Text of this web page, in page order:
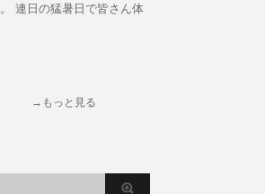
連日の猛暑日で皆さん体
→もっと見る